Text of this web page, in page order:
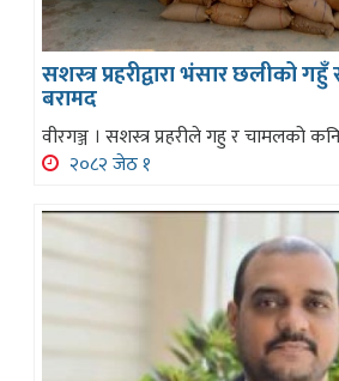
सशस्त्र प्रहरीद्वारा भंसार छलीको
बरामद
वीरगञ्ज । सशस्त्र प्रहरीले गहु र चामलको
२०८२ जेठ १